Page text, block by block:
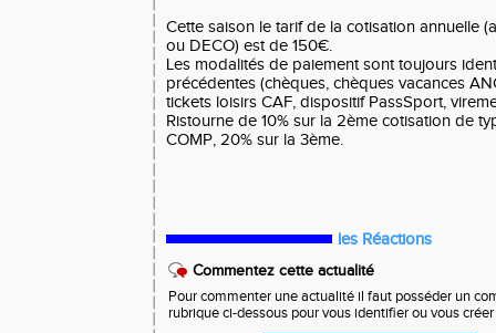
Cette saison le tarif de la cotisation annuelle
ou DECO) est de 150€.
Les modalités de paiement sont toujours
précédentes (chèques, chèques vacances
tickets loisirs CAF, dispositif PassSport,
Ristourne de 10% sur la 2ème cotisation de
COMP, 20% sur la 3ème.
les Réactions
Commentez cette actualité
Pour commenter une actualité il faut posséder un
rubrique ci-dessous pour vous identifier ou vous